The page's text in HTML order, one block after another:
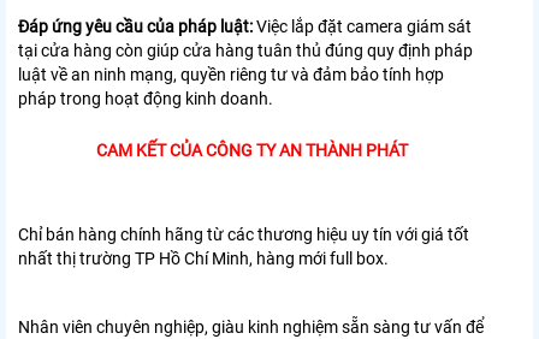
Đáp ứng yêu cầu của pháp luật:Việc lắp đặt camera giám sát
tại cửa hàng còn giúp cửa hàng tuân thủ đúng quy định pháp
luật về an ninh mạng, quyền riêng tư và đảm bảo tính hợp
pháp trong hoạt động kinh doanh.
CAM KẾT CỦA CÔNG TY AN THÀNH PHÁT
Chỉ bán hàng chính hãng từ các thương hiệu uy tín với giá tốt
nhất thị trường TP Hồ Chí Minh, hàng mới full box.
Nhân viên chuyên nghiệp, giàu kinh nghiệm sẵn sàng tư vấn để